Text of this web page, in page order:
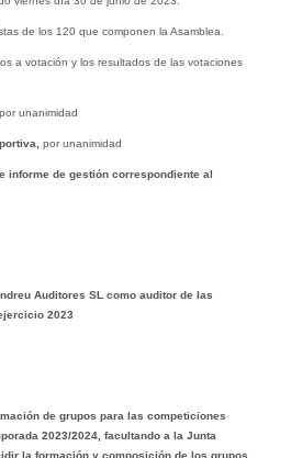
de los 120 que componen la Asamblea.
a votación y los resultados de las votaciones
por unanimidad
por unanimidad
informe de gestión correspondiente al
Auditores SL como auditor de las
2023
de grupos para las competiciones
2023/2024, facultando a la Junta
la formación y composición de los grupos